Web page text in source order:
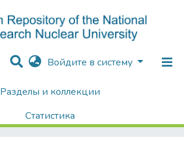
Войдите в систему
Разделы и коллекции
Статистика
Диссертации / Выпускные квалификационные работы
Параметрическое излучение в периодической среде со свойствами управляемыми внешним полем